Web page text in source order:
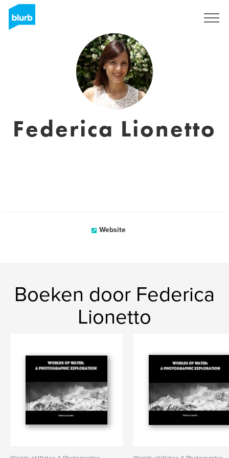
Federica Lionetto
Website
Boeken door Federica
Lionetto